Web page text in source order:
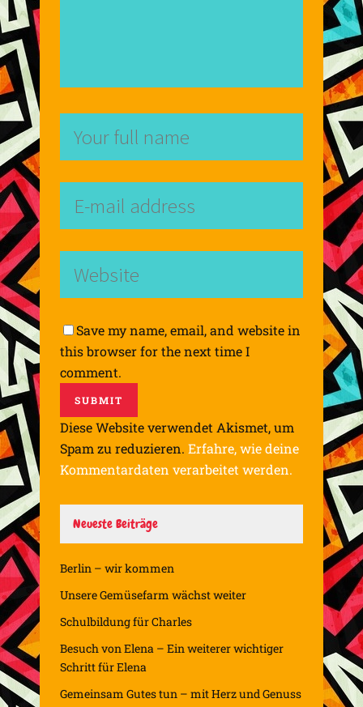
Save my name, email, and website in
this browser for the next time I
comment.
Diese Website verwendet Akismet, um
Spam zu reduzieren. Erfahre, wie deine
Kommentardaten verarbeitet werden.
Neueste Beiträge
Berlin – wir kommen
Unsere Gemüsefarm wächst weiter
Schulbildung für Charles
Besuch von Elena – Ein weiterer wichtiger
Schritt für Elena
Gemeinsam Gutes tun – mit Herz und Genuss